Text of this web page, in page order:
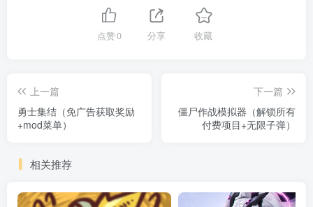
点赞0 分享 收藏
上一篇
勇士集结（免广告获取奖励
+mod菜单）
下一篇
僵尸作战模拟器（解锁所有
付费项目+无限子弹）
相关推荐